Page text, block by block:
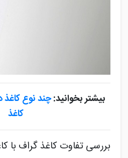
بیشتر بخوانید:چند نوع کاغذ
کاغذ
بررسی تفاوت کاغذ گراف با